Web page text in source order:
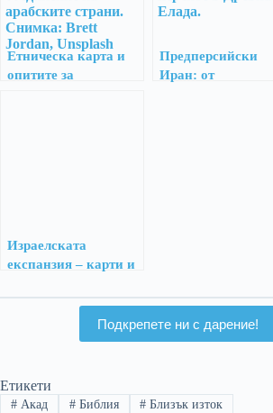
Етническа карта и
опитите за
Предперсийски
Иран: от
Израелската
експанзия – карти и
Подкрепете ни с дарение!
Етикети
#Акад #Библия # Близък изток